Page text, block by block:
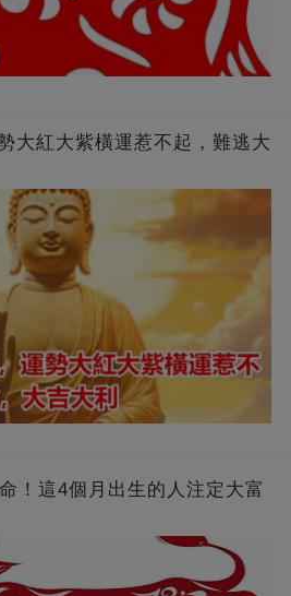
大紅大紫橫運惹不起，難逃大
！這4個月出生的人注定大富